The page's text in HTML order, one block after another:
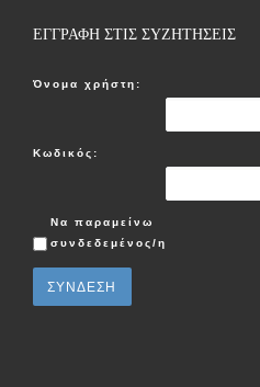
ΕΓΓΡΑΦΗ ΣΤΙΣ ΣΥΖΗΤΗΣΕΙΣ
Όνομα χρήστη:
Κωδικός:
Να παραμείνω
συνδεδεμένος/η
ΣΎΝΔΕΣΗ